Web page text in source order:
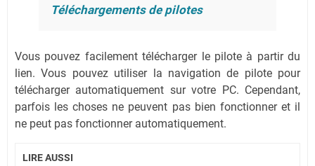
Téléchargements de pilotes
Vous pouvez facilement télécharger le pilote à partir du
lien.Vous pouvez utiliser la navigation de pilote pour
télécharger automatiquement sur votre PC. Cependant,
parfois les choses ne peuvent pas bien fonctionner et il
ne peut pas fonctionner automatiquement.
LIRE AUSSI